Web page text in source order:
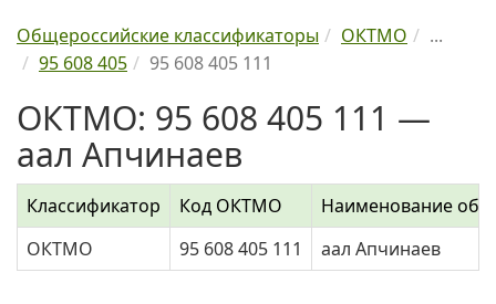
Общероссийские классификаторы ОКТМО
...
95 608 405
95 608 405 111
ОКТМО: 95 608 405 111 —
аал Апчинаев
Классификатор Код ОКТМО
Наименование
ОКТМО
95 608 405 111 аал Апчинаев